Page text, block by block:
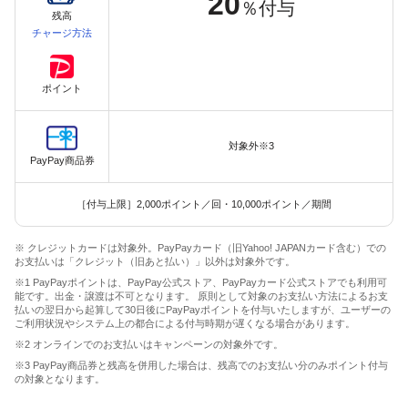
残高
チャージ方法
ポイント
％付与
PayPay商品券
対象外※3
［付与上限］2,000ポイント／回・10,000ポイント／期間
※ クレジットカードは対象外。PayPayカード（旧Yahoo! JAPANカード含む）での
お支払いは「クレジット（旧あと払い）」以外は対象外です。
※1 PayPayポイントは、PayPay公式ストア、PayPayカード公式ストアでも利用可
能です。出金・譲渡は不可となります。 原則として対象のお支払い方法によるお支
払いの翌日から起算して30日後にPayPayポイントを付与いたしますが、ユーザーの
ご利用状況やシステム上の都合による付与時期が遅くなる場合があります。
※2 オンラインでのお支払いはキャンペーンの対象外です。
※3 PayPay商品券と残高を併用した場合は、残高でのお支払い分のみポイント付与
の対象となります。